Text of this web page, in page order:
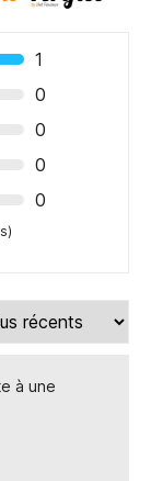
1
0
0
0
0
à une